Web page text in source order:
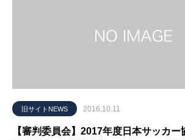
旧サイトNEWS 2016.10.11
【審判委員会】2017年度日本サッカ